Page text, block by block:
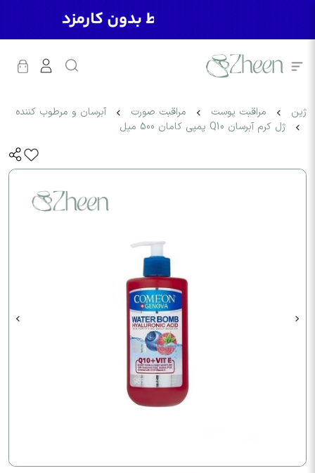
ژین مراقبت پوست مراقبت صورت
آبرسان و مرطوب کننده
ژل کرم آبرسان Q10 پمپي کامان 500 میل